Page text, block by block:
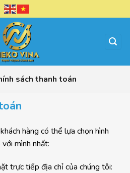
sách thanh toán
hàng có thể lựa chọn hình
mình nhất:
trực tiếp địa chỉ của chúng tôi: